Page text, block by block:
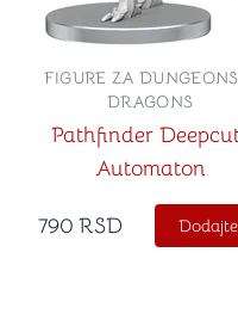
Pathfinder
Automaton
FIGURE ZA
DRAGONS
790 RSD Dodajte